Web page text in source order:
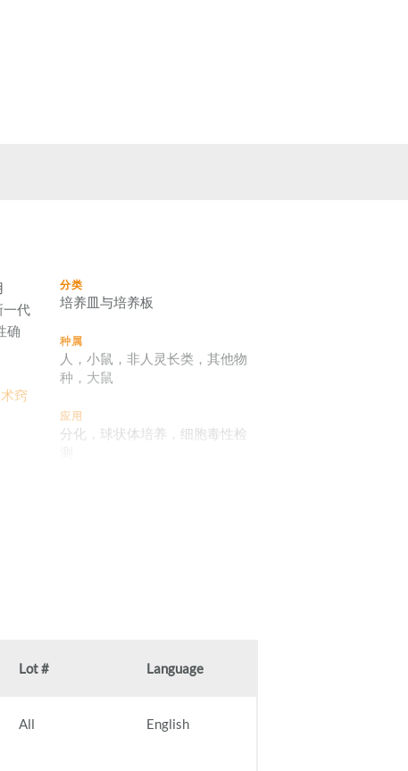
一代
确
窍
分类
培养皿与培养板
种属
人，小鼠，非人灵长类，其他物
种，大鼠
应用
分化，球状体培养，细胞毒性检
Lot # Language
All English